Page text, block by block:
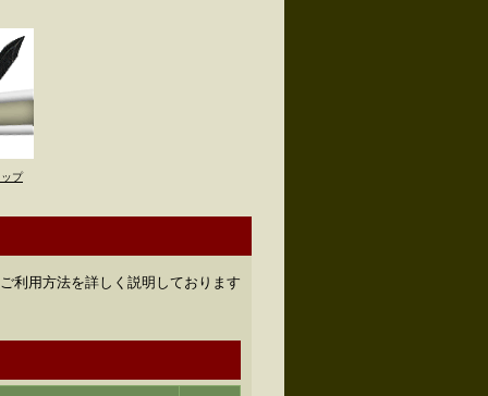
プ
利用方法を詳しく説明しております